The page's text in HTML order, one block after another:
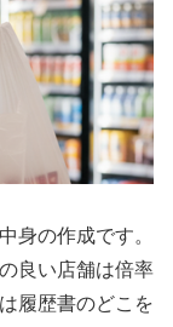
身の作成です。
良い店舗は倍率
履歴書のどこを